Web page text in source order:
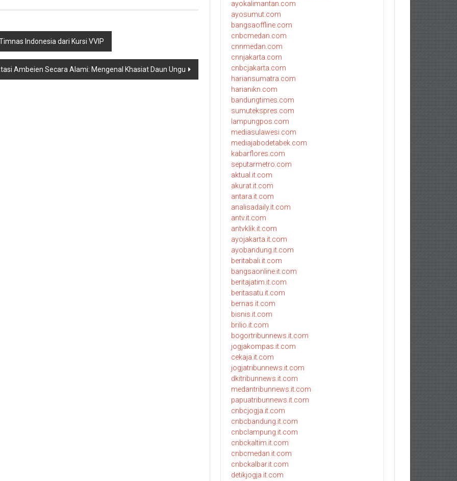
Indonesia dari Kursi VVIP
Ambeien Secara Alami: Mengenal Khasiat Daun Ungu
ayokalimantan.com
ayosumut.com
bangsaoffline.com
cnbcmedan.com
cnnmedan.com
cnnjakarta.com
cnbcjakarta.com
hariansumatra.com
harianikn.com
bandungtimes.com
sumutekspres.com
lampungpos.com
mediasulawesi.com
mediajabodetabek.com
kabarflores.com
seputarmetro.com
aktual.it.com
akurat.it.com
antara.it.com
analisadaily.it.com
antv.it.com
antvklik.it.com
ayojakarta.it.com
ayobandung.it.com
beritabali.it.com
bangsaonline.it.com
beritajatim.it.com
beritasatu.it.com
bernas.it.com
bisnis.it.com
brilio.it.com
bogortribunnews.it.com
jogjakompas.it.com
cekaja.it.com
jogjatribunnews.it.com
dkitribunnews.it.com
medantribunnews.it.com
papuatribunnews.it.com
cnbcjogja.it.com
cnbcbandung.it.com
cnbclampung.it.com
cnbckaltim.it.com
cnbcmedan.it.com
cnbckalbar.it.com
detikjogja.it.com